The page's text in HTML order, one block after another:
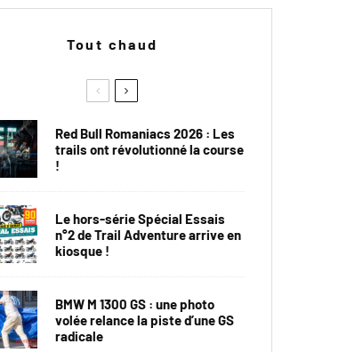
Tout chaud
Red Bull Romaniacs 2026 : Les
trails ont révolutionné la course
!
Le hors-série Spécial Essais
n°2 de Trail Adventure arrive en
kiosque !
BMW M 1300 GS : une photo
volée relance la piste d’une GS
radicale